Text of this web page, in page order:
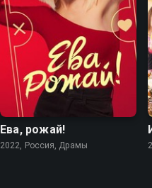
7.1 6.4
Ева, рожай!
2022, Россия, Драмы